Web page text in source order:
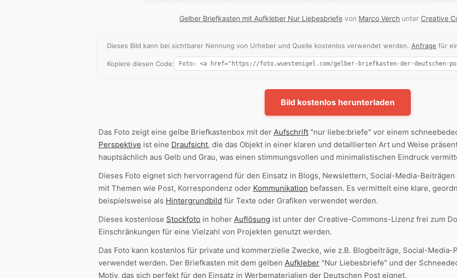
Gelber Briefkasten mit Aufkleber Nur Liebesbriefe von Marco Verch unter Creative
Dieses Bild kann bei sichtbarer Nennung von Urheber und Quelle kostenlos verwendet werden. Anfrage für
Kopiere diesen Code:
Bild kostenlos herunterladen
Das Foto zeigt eine gelbe Briefkastenbox mit der Aufschrift "nur liebe:briefe" vor einem
Perspektive ist eine Draufsicht, die das Objekt in einer klaren und detaillierten Art und Weise
hauptsächlich aus Gelb und Grau, was einen stimmungsvollen und minimalistischen Eindruck
Dieses Foto eignet sich hervorragend für den Einsatz in Blogs, Newslettern, Social-Media-
mit Themen wie Post, Korrespondenz oder Kommunikation befassen. Es vermittelt eine klare,
beispielsweise als Hintergrundbild für Texte oder Grafiken verwendet werden.
Dieses kostenlose Stockfoto in hoher Auflösung ist unter der Creative-Commons-Lizenz frei zum
Einschränkungen für eine Vielzahl von Projekten genutzt werden.
Das Foto kann kostenlos für private und kommerzielle Zwecke, wie z.B. Blogbeiträge, Social-Media-
verwendet werden. Der Briefkasten mit dem gelben Aufkleber "Nur Liebesbriefe" und der
Motiv, das sich perfekt für den Einsatz in Werbematerialien der Deutschen Post eignet.